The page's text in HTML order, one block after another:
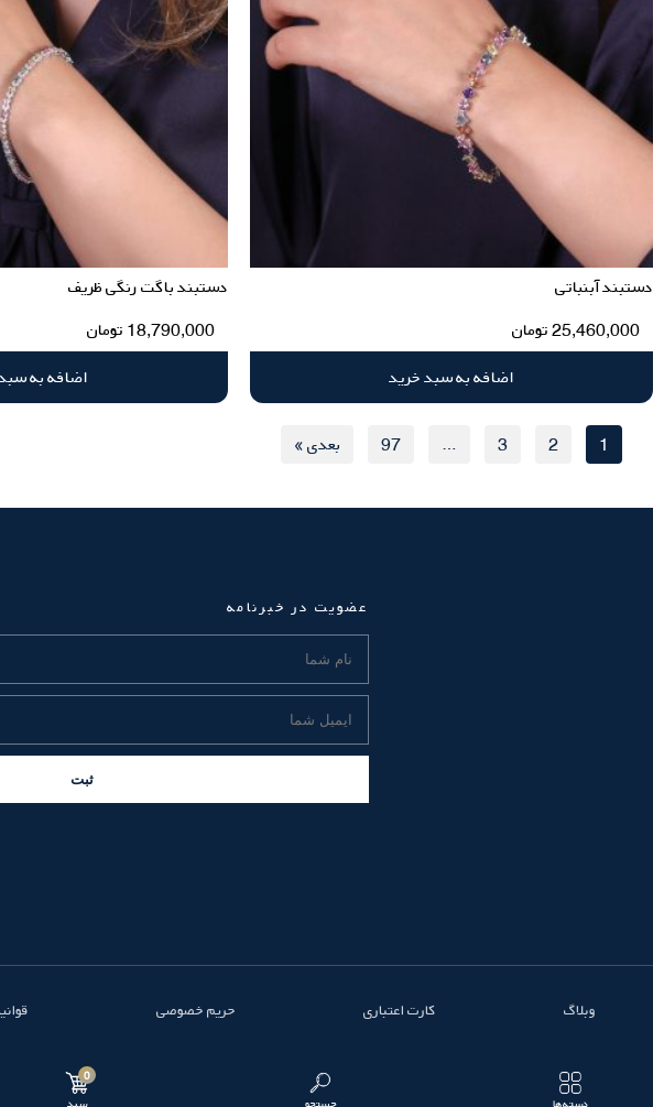
دستبند آبنباتی
25,460,000تومان
اضافه به سبد خرید
دستبند باگت رنگی ظریف
18,790,000 تومان
اضافه به
1
2
3
…
97 بعدی »
0
عضویت در خبرنامه
ثبت
وبلاگ کارت اعتباری حریم خصوصی